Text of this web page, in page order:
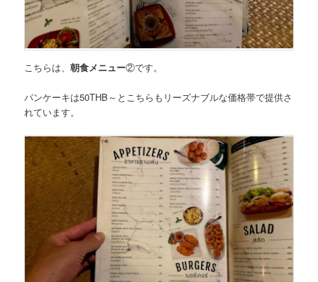
こちらは、朝食メニュー②です。
パンケーキは50THB～ とこちらもリーズナブルな価格帯で提供さ
れています。